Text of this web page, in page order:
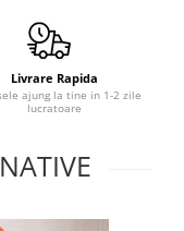
Livrare Rapida
ajung la tine in 1-2 zile
lucratoare